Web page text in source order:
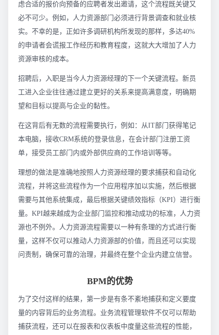
虑合适的报价向预备的应聘者发出邀请，这个流程既关键又
必不可少。例如，人力资源部门必须进行背景调查和就业核
实。不幸的是，正如许多调研机构所发现的那样，多达40%
的申请者会谎报工作经历和教育程度，这就大大增加了人力
资源审核的成本。
招聘后，入职是当今人力资源经理的下一个关键流程。新员
工进入企业往往通过建立更好的关系来提高满意度，明确期
望和目标以提高与企业的黏性。
在这背后有无数的流程需要执行，例如：从IT部门获得笔记
本电脑，接收CRM系统的登录信息，在会计部门注册工资
单，接受员工部门内或外部供应商的工作培训等等。
理想的做法是准确地按照人力资源经理的要求捕获和自动化
流程，并将这些流程作为一个应用程序加以实施，然后根据
需要与其他系统集成，最后根据关键绩效指标（KPI）进行衡
量。KPI越来越成为企业部门监控和推动成功的标准，人力资
源也不例外。人力资源流程需要以一种有条理的方式进行衡
量，这样不仅可以推动人力资源部的价值，而且还可以实现
问责制，确保可靠的治理，并最终在整个企业内建立信誉。
BPM的优势
为了交付这样的结果，第一步是有条不紊地捕获和定义要度
量的内容背后的业务流程。业务流程管理软件不仅可以帮助
捕获流程，还可以在报表和仪表板中度量这些流程的性能，